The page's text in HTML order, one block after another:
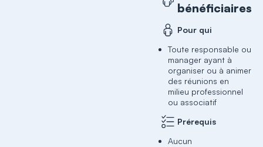
bénéficiaires
Pour qui
Toute responsable ou
manager ayant à
organiser ou à animer
des réunions en
milieu professionnel
ou associatif
Prérequis
Aucun